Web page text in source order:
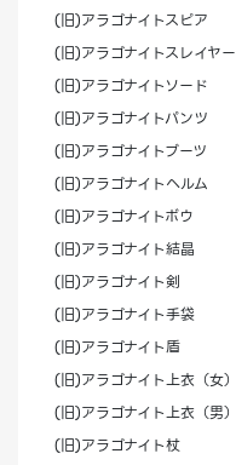
(旧)アラゴナイトスピア
(旧)アラゴナイトスレイヤー
(旧)アラゴナイトソード
(旧)アラゴナイトパンツ
(旧)アラゴナイトブーツ
(旧)アラゴナイトヘルム
(旧)アラゴナイトボウ
(旧)アラゴナイト結晶
(旧)アラゴナイト剣
(旧)アラゴナイト手袋
(旧)アラゴナイト盾
(旧)アラゴナイト上衣（女）
(旧)アラゴナイト上衣（男）
(旧)アラゴナイト杖